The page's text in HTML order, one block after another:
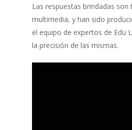
Las respuestas brindadas son
multimedia, y han sido
el equipo de expertos de Edu
la precisión de las mismas.